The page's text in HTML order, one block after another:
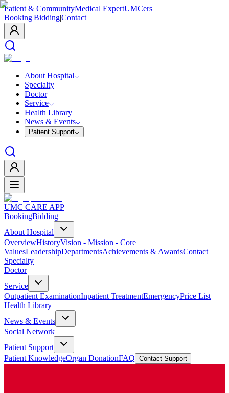
Patient & CommunityMedical ExpertUMCers
Booking|Bidding|Contact
About Hospital
Specialty
Doctor
Service
Health Library
News & Events
Patient Support
UMC CARE APP
BookingBidding
About Hospital
OverviewHistoryVision - Mission - Core
ValuesLeadershipDepartmentsAchievements & AwardsContact
Specialty
Doctor
Service
Outpatient ExaminationInpatient TreatmentEmergencyPrice List
Health Library
News & Events
Social Network
Patient Support
Patient KnowledgeOrgan DonationFAQ Contact Support